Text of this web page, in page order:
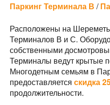
Паркинг Терминала В /
Расположены на
Терминалов В и С.
собственными
Терминалы ведут крытые
Многодетным семьям в
предоставляется скидка
продолжительности.